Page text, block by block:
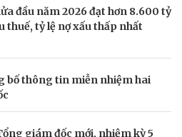
đầu năm 2026 đạt hơn 8.600 tỷ
thuế, tỷ lệ nợ xấu thấp nhất
bố thông tin miễn nhiệm hai
giám đốc mới, nhiệm kỳ 5